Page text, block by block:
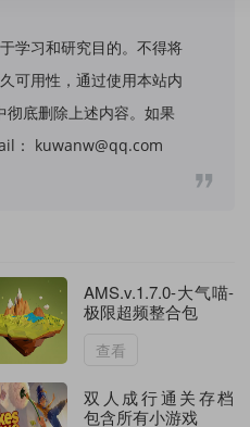
学习和研究目的。不得将
可用性，通过使用本站内
底删除上述内容。如果
： kuwanw@qq.com
AMS.v.1.7.0-大气喵-
极限超频整合包
查看
双人成行通关存档
包含所有小游戏